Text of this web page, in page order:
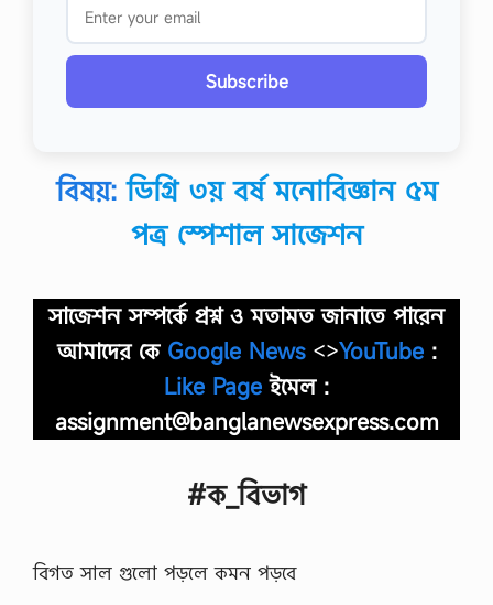
Subscribe
বিষয়:ডিগ্রি ৩য় বর্ষ মনোবিজ্ঞান ৫ম
পত্র স্পেশাল সাজেশন
সাজেশন সম্পর্কে প্রশ্ন ও মতামত জানাতে পারেন
আমাদের কে Google News<>YouTube :
Like Page ইমেল :
assignment@banglanewsexpress.com
#ক_বিভাগ
বিগত সাল গুলো পড়লে কমন পড়বে